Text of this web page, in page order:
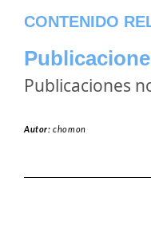
CONTENIDO
Publicaciones
Autor:chomon